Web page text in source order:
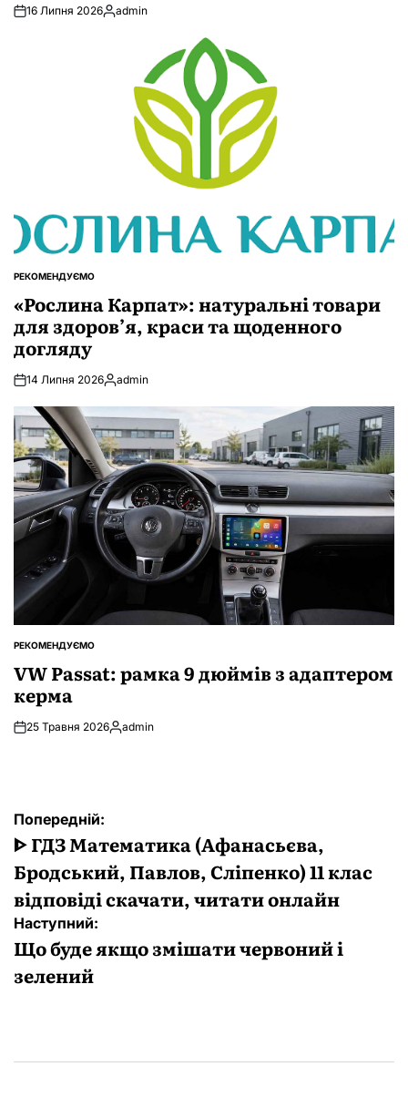
16 Липня 2026Опубліковано
admin
ОПУБЛІКУВАТИ
РЕКОМЕНДУЄМО
«Рослина Карпат»: натуральні товари
для здоров’я, краси та щоденного
догляду
14 Липня 2026Опубліковано
admin
ОПУБЛІКУВАТИ
РЕКОМЕНДУЄМО
VW Passat: рамка 9 дюймів з адаптером
керма
25 Травня 2026Опубліковано
admin
Навігація
записів
Попередній:
ᐈ ГДЗ Математика (Афанасьєва,
Бродський, Павлов, Сліпенко) 11 клас
відповіді скачати, читати онлайн
Наступний:
Що буде якщо змішати червоний і
зелений